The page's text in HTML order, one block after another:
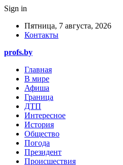
Sign in
Пятница, 7 августа, 2026
Контакты
profs.by
Главная
В мире
Афиша
Граница
ДТП
Интересное
История
Общество
Погода
Президент
Происшествия